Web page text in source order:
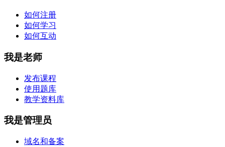
如何注册
如何学习
如何互动
我是老师
发布课程
使用题库
教学资料库
我是管理员
域名和备案